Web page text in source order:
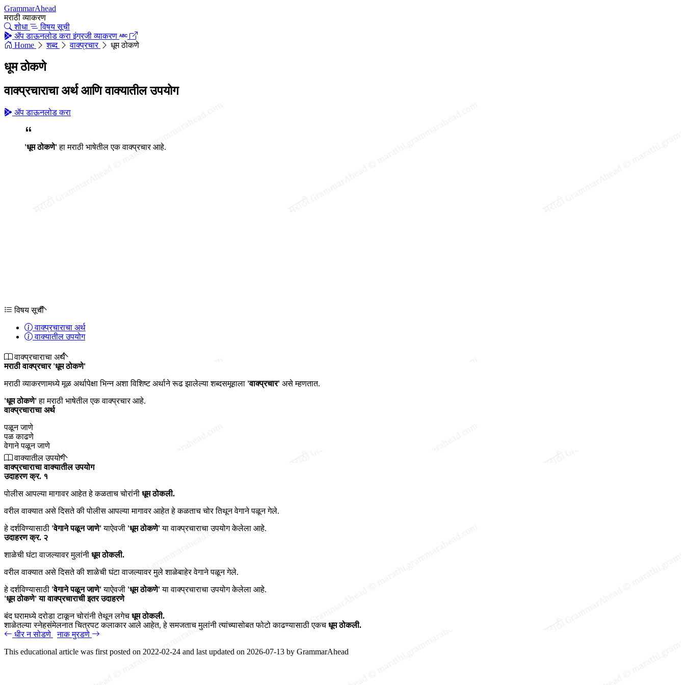
GrammarAhead
मराठी व्याकरण
शोधा
विषय सूची
ॲप डाऊनलोड करा इंग्रजी व्याकरण
Home
शब्द वाक्प्रचार धूम ठोकणे
धूम ठोकणे
वाक्प्रचाराचा अर्थ आणि वाक्यातील उपयोग
ॲप डाऊनलोड करा
'धूम ठोकणे'हा मराठी भाषेतील एक वाक्प्रचार आहे.
विषय सूची
वाक्प्रचाराचा अर्थ
वाक्यातील उपयोग
वाक्प्रचाराचा अर्थ
मराठी वाक्प्रचार 'धूम ठोकणे'
मराठी व्याकरणामध्ये मूळ अर्थापेक्षा भिन्न अशा विशिष्ट अर्थाने रूढ झालेल्या शब्दसमूहाला 'वाक्प्रचार' असे म्हणतात.
'धूम ठोकणे'हा मराठी भाषेतील एक वाक्प्रचार आहे.
वाक्प्रचाराचा अर्थ
पळून जाणे
पळ काढणे
वेगाने पळून जाणे
वाक्यातील उपयोग
वाक्प्रचाराचा वाक्यातील उपयोग
उदाहरण क्र. १
पोलीस आपल्या मागावर आहेत हे कळताच चोरांनी धूम ठोकली.
वरील वाक्यात असे दिसते की पोलीस आपल्या मागावर आहेत हे कळताच चोर तिथून वेगाने पळून गेले.
हे दर्शविण्यासाठी 'वेगाने पळून जाणे'याऐवजी 'धूम ठोकणे'या वाक्प्रचाराचा उपयोग केलेला आहे.
उदाहरण क्र. २
शाळेची घंटा वाजल्यावर मुलांनी धूम ठोकली.
वरील वाक्यात असे दिसते की शाळेची घंटा वाजल्यावर मुले शाळेबाहेर वेगाने पळून गेले.
हे दर्शविण्यासाठी 'वेगाने पळून जाणे'याऐवजी 'धूम ठोकणे'या वाक्प्रचाराचा उपयोग केलेला आहे.
'धूम ठोकणे' या वाक्प्रचाराची इतर उदाहरणे
बंद घरामध्ये दरोडा टाकून चोरांनी तेथून लगेच धूम ठोकली.
शाळेतल्या स्नेहसंमेलनात चित्रपट कलाकार आले आहेत, हे समजताच मुलांनी त्यांच्यासोबत फोटो काढण्यासाठी एकच धूम ठोकली.
धीर न सोडणे
नाक मुरडणे
This educational article was first posted on 2022-02-24 and last updated on 2026-07-13 by GrammarAhead